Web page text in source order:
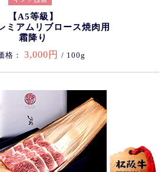
【A5等級】
ミアムリブロース焼肉用
霜降り
格： 3,000円 / 100g